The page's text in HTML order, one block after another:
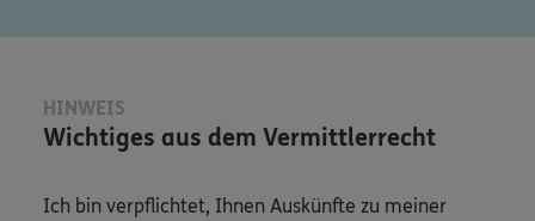
HINWEIS
Wichtiges aus dem Vermittlerrecht
Ich bin verpflichtet, Ihnen Auskünfte zu meiner